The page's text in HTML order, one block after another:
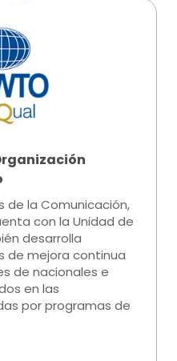
de la Comunicación,
con la Unidad de
desarrolla
de mejora continua
de nacionales e
en las
por programas de